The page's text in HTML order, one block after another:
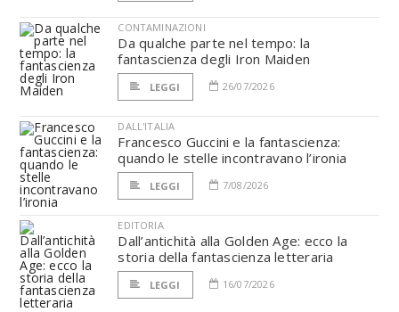
CONTAMINAZIONI
Da qualche parte nel tempo: la
fantascienza degli Iron Maiden
LEGGI 26/07/2026
DALL'ITALIA
Francesco Guccini e la fantascienza:
quando le stelle incontravano l’ironia
LEGGI 7/08/2026
EDITORIA
Dall’antichità alla Golden Age: ecco la
storia della fantascienza letteraria
LEGGI 16/07/2026